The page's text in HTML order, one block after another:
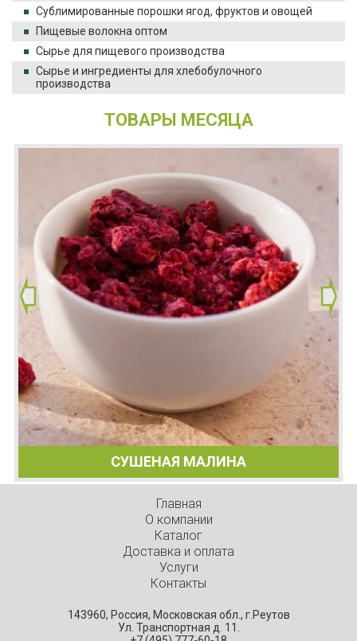
Сублимированные порошки ягод, фруктов и овощей
Пищевые волокна оптом
Сырье для пищевого производства
Сырье и ингредиенты для хлебобулочного
производства
ТОВАРЫ МЕСЯЦА
СУШЕНАЯ МАЛИНА
Главная
О компании
Каталог
Доставка и оплата
Услуги
Контакты
143960, Россия, Московская обл., г.Реутов
Ул. Транспортная д. 11.